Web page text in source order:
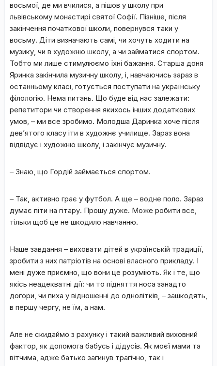
восьмої, де ми вчилися, а пішов у школу при
львівському монастирі святої Софії. Пізніше, після
закінчення початкової школи, повернувся таки у
восьму. Діти визначають самі, чи хочуть ходити на
музику, чи в художню школу, а чи займатися спортом.
Тобто ми лише стимулюємо їхні бажання. Старша доня
Яринка закінчила музичну школу, і, навчаючись зараз в
останньому класі, готується поступати на українську
філологію. Нема питань. Що буде від нас залежати:
репетитори чи створення якихось інших додаткових
умов, – ми все зробимо. Молодша Даринка хоче після
дев’ятого класу іти в художнє училище. Зараз вона
відвідує і художню школу, і закінчує музичну.
– Знаю, що Гордій займається спортом.
– Так, активно грає у футбол. А ще – водне поло. Зараз
думає піти на гітару. Прошу дуже. Може робити все,
тільки щоб це не шкодило навчанню.
Наше завдання – виховати дітей в українській традиції,
зробити з них патріотів на основі власного прикладу. І
мені дуже приємно, що вони це розуміють. Як і те, що
якісь неадекватні дії: чи то підняття носа занадто
догори, чи пиха у відношенні до однолітків, – зашкодять,
в першу чергу, не їм, а нам.
Але не скидаймо з рахунку і такий важливий виховний
фактор, як допомога бабусь і дідусів. Як моєї мами та
вітчима, адже батько загинув трагічно, так і